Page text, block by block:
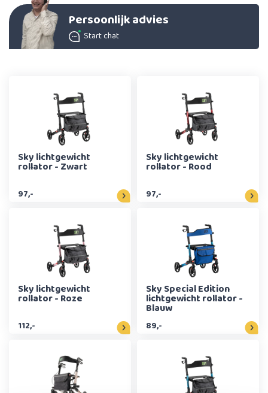
Persoonlijk advies
Start chat
Sky lichtgewicht
rollator - Zwart
97,-
Sky lichtgewicht
rollator - Rood
97,-
Sky lichtgewicht
rollator - Roze
112,-
Sky Special Edition
lichtgewicht rollator -
Blauw
89,-